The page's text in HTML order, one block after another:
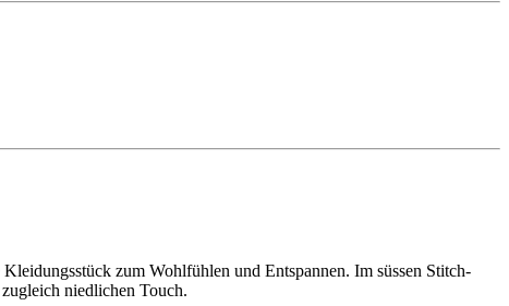
zum Wohlfühlen und Entspannen. Im süssen Stitch-
niedlichen Touch.